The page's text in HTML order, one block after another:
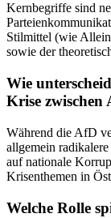
Kernbegriffe sind
Stilmittel (wie
sowie der
Wie
Krise zwischen
Während die AfD
allgemein
auf nationale
Krisenthemen in
Welche Rolle